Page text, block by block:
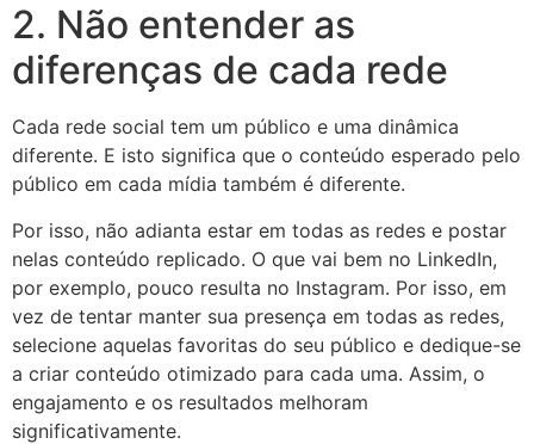
2. Não entender as
diferenças de cada rede
Cada rede social tem um público e uma dinâmica
diferente. E isto significa que o conteúdo esperado pelo
público em cada mídia também é diferente.
Por isso, não adianta estar em todas as redes e postar
nelas conteúdo replicado. O que vai bem no LinkedIn,
por exemplo, pouco resulta no Instagram. Por isso, em
vez de tentar manter sua presença em todas as redes,
selecione aquelas favoritas do seu público e dedique-se
a criar conteúdo otimizado para cada uma. Assim, o
engajamento e os resultados melhoram
significativamente.